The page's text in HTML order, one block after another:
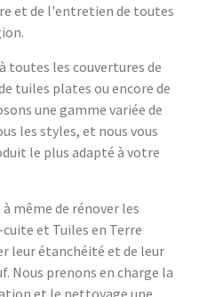
et de l'entretien de toutes
toutes les couvertures de
tuiles plates ou encore de
une gamme variée de
les styles, et nous vous
le plus adapté à votre
même de rénover les
et Tuiles en Terre
leur étanchéité et de leur
Nous prenons en charge la